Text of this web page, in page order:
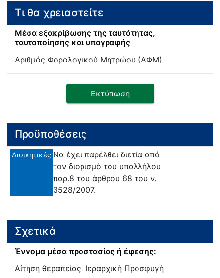
Τι θα χρειαστείτε
Μέσα εξακρίβωσης της ταυτότητας,
ταυτοποίησης και υπογραφής
Αριθμός Φορολογικού Μητρώου (ΑΦΜ)
Εκτύπωση
Προϋποθέσεις
Διοικητικές Να έχει παρέλθει διετία από
τον διορισμό του υπαλλήλου
παρ.8 του άρθρου 68 του ν.
3528/2007.
Σχετικά
Έννομα μέσα προστασίας ή έφεσης:
Αίτηση θεραπείας, Ιεραρχική Προσφυγή